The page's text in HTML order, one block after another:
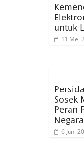
untuk
11 Mei
Sosek
Peran
Negara
6 Juni